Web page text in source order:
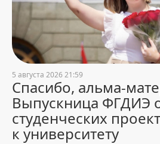
БНТУ посетила делегация
Сянтаньского
30 July 2026 17:49 1010
БНТУ и Нанкинский
университет: курс на
инженеров нового
30 July 2026 10:00 1079
5 августа 2026 21:59
Спасибо, альма-
Выпускница ФГДИЭ
студенческих
к университету